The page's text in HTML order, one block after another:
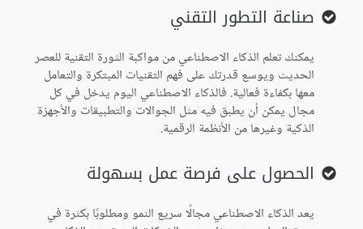
صناعة التطور التقني
يمكنك تعلم الذكاء الاصطناعي من مواكبة الثورة التقنية للعصر
الحديث ويوسع قدرتك على فهم التقنيات المبتكرة والتعامل
معها بكفاءة فعالية. فالذكاء الاصطناعي اليوم يدخل في كل
مجال يمكن أن يطبق فيه مثل الجوالات والتطبيقات والأجهزة
الذكية وغيرها من الأنظمة الرقمية.
الحصول على فرصة عمل بسهولة
يعد الذكاء الاصطناعي مجالًا سريع النمو ومطلوبًا بكثرة في